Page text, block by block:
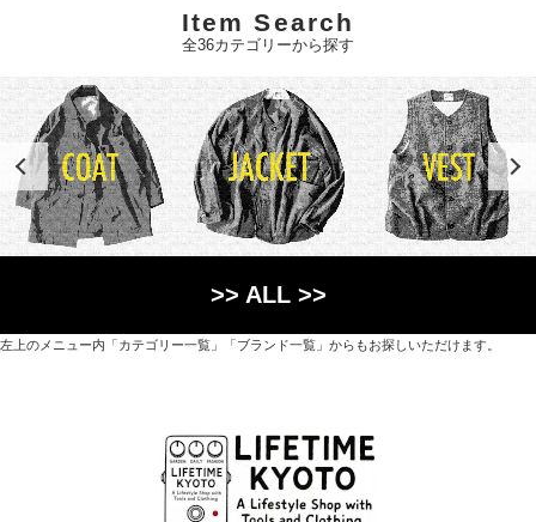
Item Search
全36カテゴリーから探す
>> ALL >>
左上のメニュー内「カテゴリー一覧」「ブランド一覧」からもお探しいただけます。
オリジナルを含むファッションアイテムが中心の
京都・紫野にあるライフスタイルショップです。